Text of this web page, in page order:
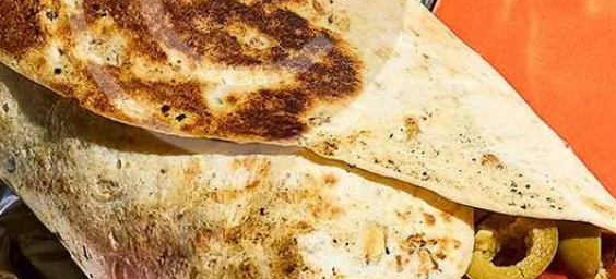
NEWS